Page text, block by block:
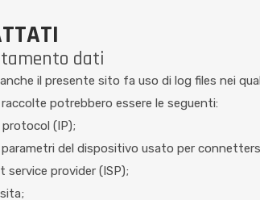
dati
il presente sito fa uso di log files nei
potrebbero essere le seguenti:
(IP);
del dispositivo usato per
service provider (ISP);